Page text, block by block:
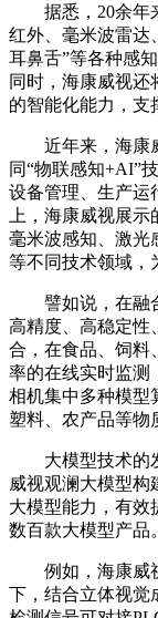
据悉，20余年来
红外、毫米波雷达
耳鼻舌”等各种感
同时，海康威视
的智能化能力，支
近年来，海康威
同“物联感知+AI”
设备管理、生产运
上，海康威视展
毫米波感知、激光
等不同技术领域，
譬如说，在融合
高精度、高稳定性
合，在食品、饲料
率的在线实时监测
相机集中多种模型
塑料、农产品等物
大模型技术的发
威视观澜大模型构
大模型能力，有效
数百款大模型产品。
例如，海康威视
下，结合立体视觉